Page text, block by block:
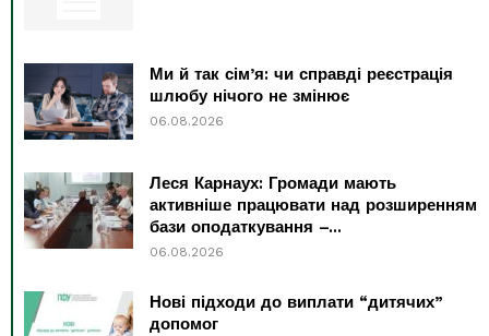
Ми й так сім’я: чи справді реєстрація
шлюбу нічого не змінює
06.08.2026
Леся Карнаух: Громади мають
активніше працювати над розширенням
бази оподаткування –...
06.08.2026
Нові підходи до виплати “дитячих”
допомог